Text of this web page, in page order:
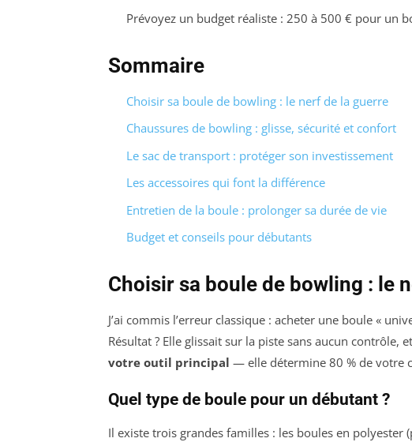
Prévoyez un budget réaliste : 250 à 500 € pour un
Sommaire
Choisir sa boule de bowling : le nerf de la guerre
Chaussures de bowling : glisse, sécurité et confort
Le sac de transport : protéger son investissement
Les accessoires qui font la différence
Entretien de la boule : prolonger sa durée de vie
Budget et conseils pour débutants
Choisir sa boule de bowling : le
J’ai commis l’erreur classique : acheter une boule «
Résultat ? Elle glissait sur la piste sans aucun contrôle,
votre outil principal — elle détermine 80 % de votre
Quel type de boule pour un débutant ?
Il existe trois grandes familles : les boules en polyester